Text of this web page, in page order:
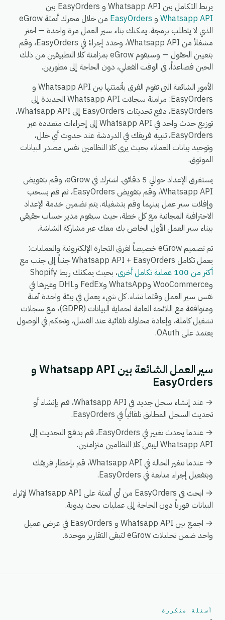
يربط التكامل بين Whatsapp API و EasyOrders بين
Whatsapp API و EasyOrders
من خلال محرك أتمتة eGrow
الذي لا يتطلب برمجة. يمكنك بناء سير العمل مرة واحدة — اختر
مشغلاً من Whatsapp API، وحدد إجراءً في EasyOrders، وقم
بتعيين الحقول — وسيقوم eGrow بمزامنة كلا التطبيقين من ذلك
الحين فصاعداً، في الوقت الفعلي، دون الحاجة إلى مطورين.
الأمور الشائعة التي تقوم الفرق بأتمتتها بين Whatsapp API و
EasyOrders: مزامنة سجلات Whatsapp API الجديدة إلى
EasyOrders، دفع تحديثات EasyOrders إلى Whatsapp API،
توزيع حدث واحد في Whatsapp API إلى إجراءات متعددة عبر
EasyOrders، تنبيه فريقك في الدردشة عند حدوث أي خلل،
وتوحيد بيانات العملاء بحيث يرى كلا النظامين نفس مصدر البيانات
الموثوق.
يستغرق الإعداد حوالي 5 دقائق. اشترك في eGrow، وقم بتفويض
Whatsapp API، وقم بتفويض EasyOrders، ثم قم بسحب
وإفلات سير عمل بينهما وقم بتشغيله. يتم تضمين خدمة الإعداد
الاحترافية المجانية مع كل خطة، حيث سيقوم مدير حساب حقيقي
ببناء سير العمل الأول الخاص بك معك عبر مشاركة الشاشة.
تم تصميم eGrow خصيصاً لفرق التجارة الإلكترونية والعمليات:
يعمل تكامل Whatsapp API + EasyOrders جنباً إلى جنب مع
أكثر من 100 عملية تكامل أخرى
، بحيث يمكنك ربط Shopify
وWooCommerce وWhatsApp وFedEx وDHL وغيرها في
نفس سير العمل وقتما تشاء. كل شيء يعمل في بيئة واحدة آمنة
ومتوافقة مع اللائحة العامة لحماية البيانات (GDPR)، مع سجلات
تشغيل كاملة، وإعادة محاولة تلقائية عند الفشل، وتحكم في الوصول
يعتمد على OAuth.
سير العمل الشائعة بين Whatsapp API و
EasyOrders
→ عند إنشاء سجل جديد في Whatsapp API، قم بإنشاء أو
تحديث السجل المطابق تلقائياً في EasyOrders.
→ عندما يحدث تغيير في EasyOrders، قم بدفع التحديث إلى
Whatsapp API ليبقى كلا النظامين متزامنين.
→ عندما تتغير الحالة في Whatsapp API، قم بإخطار فريقك
وبتفعيل إجراء متابعة في EasyOrders.
→ ابحث في EasyOrders من أي أتمتة على Whatsapp API لإثراء
البيانات فورياً دون الحاجة إلى عمليات بحث يدوية.
→ اجمع بين Whatsapp API و EasyOrders في عرض عميل
واحد ضمن تحليلات eGrow لتبقى التقارير موحدة.
أسئلة متكررة